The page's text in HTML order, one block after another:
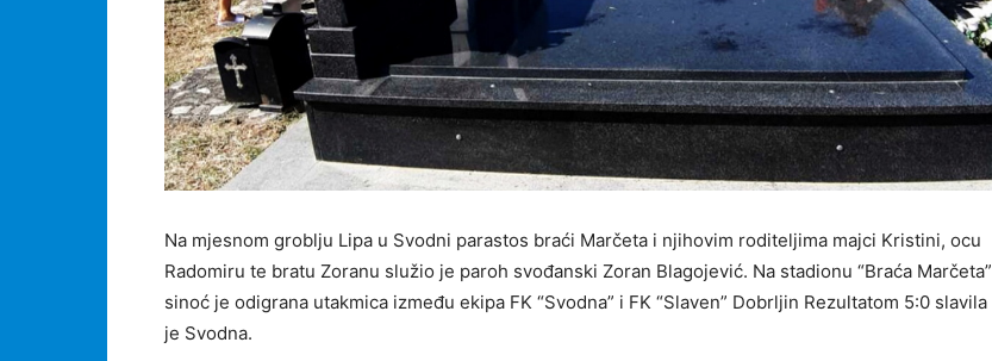
Na mjesnom groblјu Lipa u Svodni parastos braći Marčeta i njihovim roditelјima majci Kristini, ocu
Radomiru te bratu Zoranu služio je paroh svođanski Zoran Blagojević. Na stadionu “Braća Marčeta”
sinoć je odigrana utakmica između ekipa FK “Svodna” i FK “Slaven” Dobrlјin Rezultatom 5:0 slavila
je Svodna.